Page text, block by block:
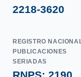
2218-3620
REGISTRO
PUBLICACIONES
SERIADAS
RNPS: 2190